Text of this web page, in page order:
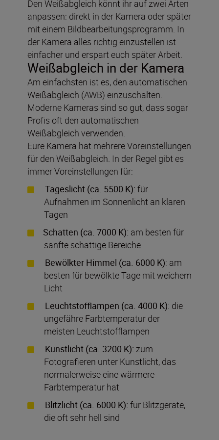
Den Weißabgleich könnt ihr auf zwei Arten
anpassen: direkt in der Kamera oder später
mit einem Bildbearbeitungsprogramm. In
der Kamera alles richtig einzustellen ist
einfacher und erspart euch später Arbeit.
Weißabgleich in der Kamera
Am einfachsten ist es, den automatischen
Weißabgleich (AWB) einzuschalten.
Moderne Kameras sind so gut, dass sogar
Profis oft den automatischen
Weißabgleich verwenden.
Eure Kamera hat mehrere Voreinstellungen
für den Weißabgleich. In der Regel gibt es
immer Voreinstellungen für:
Tageslicht (ca. 5500 K): für
Aufnahmen im Sonnenlicht an klaren
Tagen
Schatten (ca. 7000 K): am besten für
sanfte schattige Bereiche
Bewölkter Himmel (ca. 6000 K): am
besten für bewölkte Tage mit weichem
Licht
Leuchtstofflampen (ca. 4000 K): die
ungefähre Farbtemperatur der
meisten Leuchtstofflampen
Kunstlicht (ca. 3200 K): zum
Fotografieren unter Kunstlicht, das
normalerweise eine wärmere
Farbtemperatur hat
Blitzlicht (ca. 6000 K): für Blitzgeräte,
die oft sehr hell sind